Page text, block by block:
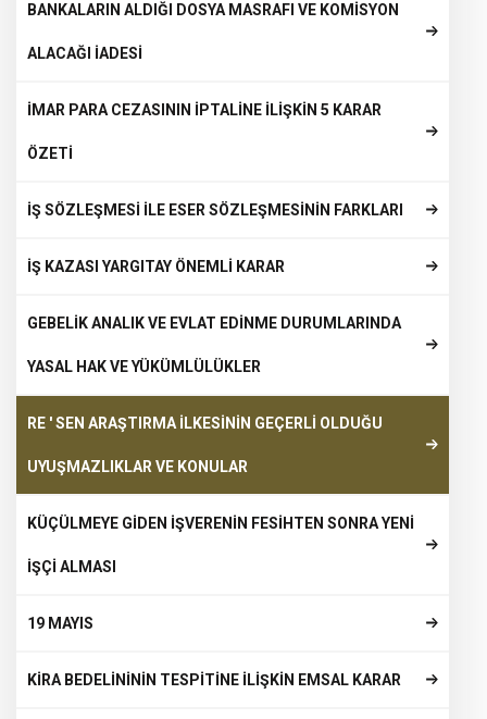
BANKALARIN ALDIĞI DOSYA MASRAFI VE KOMİSYON
ALACAĞI İADESİ
İMAR PARA CEZASININ İPTALİNE İLİŞKİN 5 KARAR
ÖZETİ
İŞ SÖZLEŞMESİ İLE ESER SÖZLEŞMESİNİN FARKLARI
İŞ KAZASI YARGITAY ÖNEMLİ KARAR
GEBELİK ANALIK VE EVLAT EDİNME DURUMLARINDA
YASAL HAK VE YÜKÜMLÜLÜKLER
RE ' SEN ARAŞTIRMA İLKESİNİN GEÇERLİ OLDUĞU
UYUŞMAZLIKLAR VE KONULAR
KÜÇÜLMEYE GİDEN İŞVERENİN FESİHTEN SONRA YENİ
İŞÇİ ALMASI
19 MAYIS
KİRA BEDELİNİNİN TESPİTİNE İLİŞKİN EMSAL KARAR